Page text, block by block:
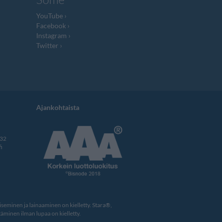
YouTube
Facebook
Instagram
Twitter
Ajankohtaista
ja lainaaminen on kielletty. Stara®,
ilman lupaa on kielletty.